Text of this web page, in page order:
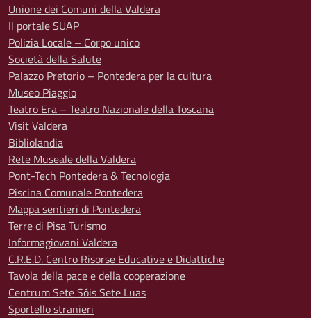
Unione dei Comuni della Valdera
Il portale SUAP
Polizia Locale – Corpo unico
Società della Salute
Palazzo Pretorio – Pontedera per la cultura
Museo Piaggio
Teatro Era – Teatro Nazionale della Toscana
Visit Valdera
Bibliolandia
Rete Museale della Valdera
Pont-Tech Pontedera & Tecnologia
Piscina Comunale Pontedera
Mappa sentieri di Pontedera
Terre di Pisa Turismo
Informagiovani Valdera
C.R.E.D. Centro Risorse Educative e Didattiche
Tavola della pace e della cooperazione
Centrum Sete Sóis Sete Luas
Sportello stranieri